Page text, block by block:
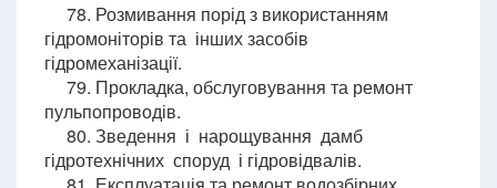
78. Розмивання порід з використанням
гідромоніторів та інших засобів
гідромеханізації.
79. Прокладка, обслуговування та ремонт
пульпопроводів.
80. Зведення і нарощування дамб
гідротехнічних споруд і гідровідвалів.